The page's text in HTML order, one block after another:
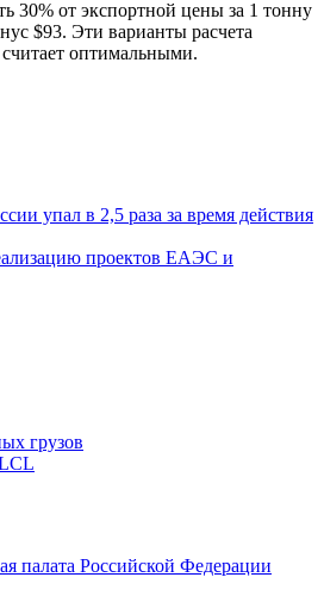
30% от экспортной цены за 1 тонну
$93. Эти варианты расчета
оптимальными.
упал в 2,5 раза за время действия
проектов ЕАЭС и
грузов